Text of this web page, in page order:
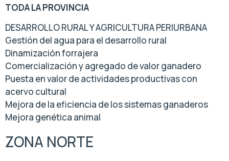
TODA LA PROVINCIA
DESARROLLO RURAL Y AGRICULTURA PERIURBANA
Gestión del agua para el desarrollo rural
Dinamización forrajera
Comercialización y agregado de valor ganadero
Puesta en valor de actividades productivas con
acervo cultural
Mejora de la eficiencia de los sistemas ganaderos
Mejora genética animal
ZONA NORTE